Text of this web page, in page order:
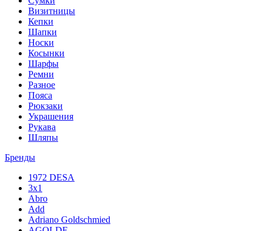
Визитницы
Кепки
Шапки
Носки
Косынки
Шарфы
Ремни
Разное
Пояса
Рюкзаки
Украшения
Рукава
Шляпы
Бренды
1972 DESA
3x1
Abro
Add
Adriano Goldschmied